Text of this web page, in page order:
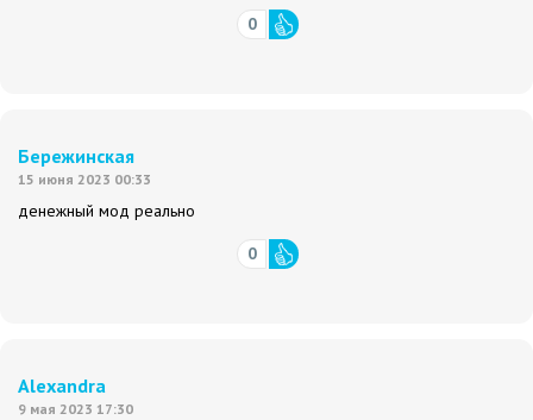
0
Бережинская
15 июня 2023 00:33
денежный мод реально
0
Alexandra
9 мая 2023 17:30